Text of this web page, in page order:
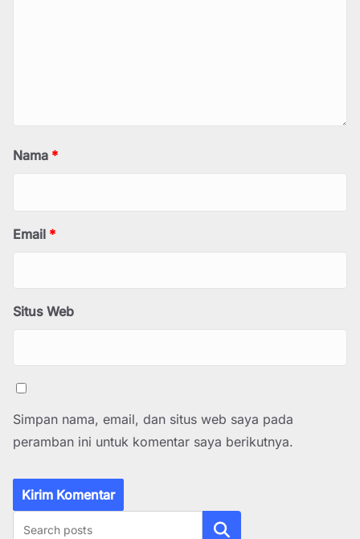
Nama *
Email *
Situs Web
Simpan nama, email, dan situs web saya pada
peramban ini untuk komentar saya berikutnya.
Cari